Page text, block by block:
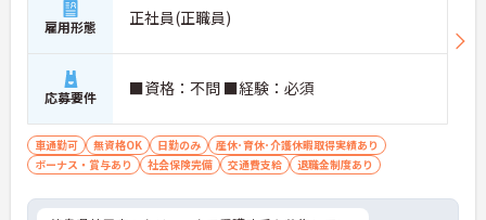
雇用形態 正社員(正職員)
応募要件 ■資格：不問 ■経験：必須
車通勤可 無資格OK 日勤のみ
産休･育休･介護休暇取得実績あり
ボーナス・賞与あり
社会保険完備 交通費支給 退職金制度あり